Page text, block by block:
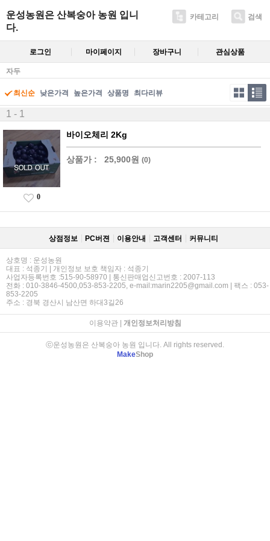
운성농원은 산복숭아 농원 입니
다.
카테고리 검색
로그인 마이페이지 장바구니 관심상품
자두
최신순 낮은가격 높은가격 상품명 최다리뷰
1 - 1
바이오체리 2Kg
상품가 : 25,900원 (0)
0
상점정보 PC버젼 이용안내 고객센터 커뮤니티
상호명 : 운성농원
대표 : 석종기 | 개인정보 보호 책임자 : 석종기
사업자등록번호 :515-90-58970 | 통신판매업신고번호 : 2007-113
전화 : 010-3846-4500,053-853-2205, e-mail:marin2205@gmail.com | 팩스 : 053-
853-2205
주소 : 경북 경산시 남산면 하대3길26
이용약관| 개인정보처리방침
ⓒ운성농원은 산복숭아 농원 입니다. All rights reserved.
MakeShop